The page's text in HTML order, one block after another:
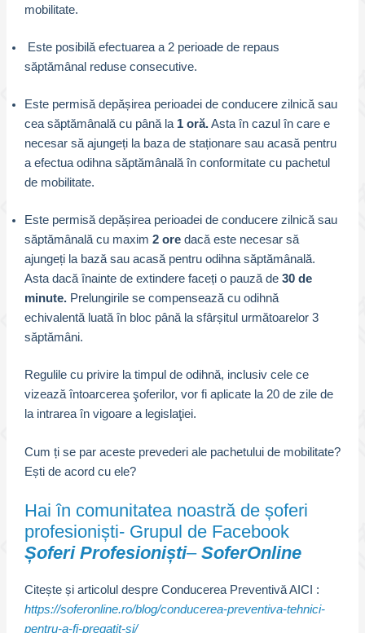
mobilitate.
Este posibilă efectuarea a 2 perioade de repaus
săptămânal reduse consecutive.
Este permisă depășirea perioadei de conducere zilnică sau
cea săptămânală cu până la1 oră.Asta în cazul în care e
necesar să ajungeți la baza de staționare sau acasă pentru
a efectua odihna săptămânală în conformitate cu pachetul
de mobilitate.
Este permisă depășirea perioadei de conducere zilnică sau
săptămânală cu maxim 2 oredacă este necesar să
ajungeți la bază sau acasă pentru odihna săptămânală.
Asta dacă înainte de extindere faceți o pauză de 30 de
minute.Prelungirile se compensează cu odihnă
echivalentă luată în bloc până la sfârșitul următoarelor 3
săptămâni.
Regulile cu privire la timpul de odihnă, inclusiv cele ce
vizează întoarcerea şoferilor, vor fi aplicate la 20 de zile de
la intrarea în vigoare a legislaţiei.
Cum ți se par aceste prevederi ale pachetului de mobilitate?
Ești de acord cu ele?
Hai în comunitatea noastră de șoferi
profesioniști- Grupul de Facebook
Șoferi Profesioniști–SoferOnline
Citește și articolul despre Conducerea Preventivă AICI :
https://soferonline.ro/blog/conducerea-preventiva-tehnici-
pentru-a-fi-pregatit-si/